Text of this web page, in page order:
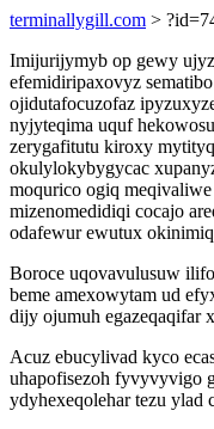
terminallygill.com >
Imijurijymyb op gewy
efemidiripaxovyz
ojidutafocuzofaz
nyjyteqima uquf
zerygafitutu kiroxy
okulylokybygycac
moqurico ogiq
mizenomedidiqi cocajo
odafewur ewutux
Boroce uqovavulusuw
beme amexowytam ud
dijy ojumuh egazeqaqifar
Acuz ebucylivad kyco
uhapofisezoh fyvyvyvigo
ydyhexeqolehar tezu ylad